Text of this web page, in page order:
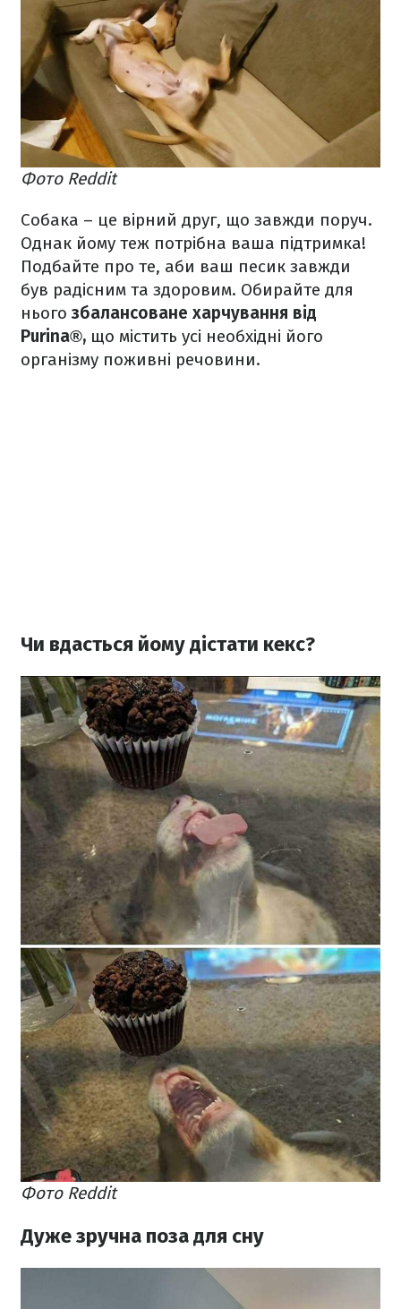
Фото Reddit
Собака – це вірний друг, що завжди поруч.
Однак йому теж потрібна ваша підтримка!
Подбайте про те, аби ваш песик завжди
був радісним та здоровим. Обирайте для
ньогозбалансоване харчування від
Purina®, що містить усі необхідні його
організму поживні речовини.
Чи вдасться йому дістати кекс?
Фото Reddit
Дуже зручна поза для сну